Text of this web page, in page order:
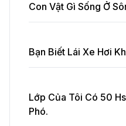
Con Vật Gì Sống Ở
Bạn Biết Lái Xe Hơi
Lớp Của Tôi Có 50
Phó.